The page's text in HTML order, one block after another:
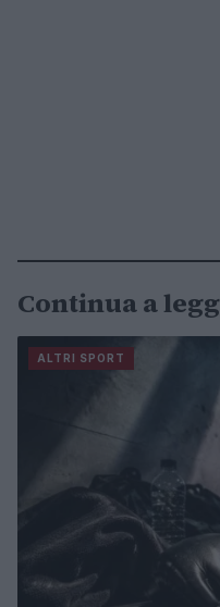
Continua a
ALTRI SPORT